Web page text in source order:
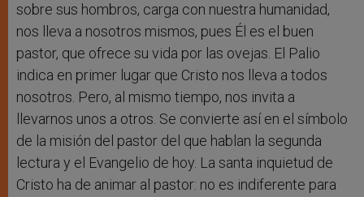
sobre sus hombros, carga con nuestra humanidad,
nos lleva a nosotros mismos, pues Él es el buen
pastor, que ofrece su vida por las ovejas. El Palio
indica en primer lugar que Cristo nos lleva a todos
nosotros. Pero, al mismo tiempo, nos invita a
llevarnos unos a otros. Se convierte así en el símbolo
de la misión del pastor del que hablan la segunda
lectura y el Evangelio de hoy. La santa inquietud de
Cristo ha de animar al pastor: no es indiferente para